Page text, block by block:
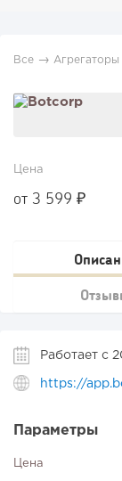
Все →
Цена
от 3 599 ₽
Работает с
https://
Параметры
Цена